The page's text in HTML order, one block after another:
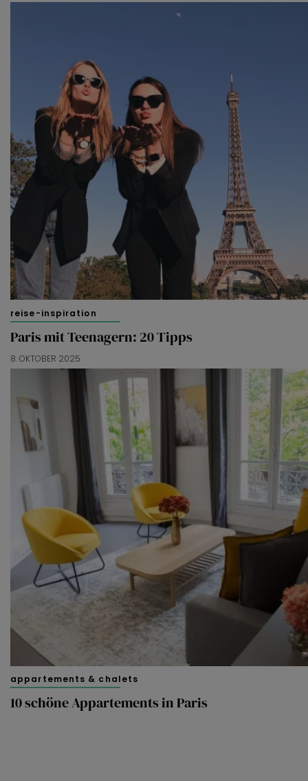
reise-inspiration
Paris mit Teenagern: 20 Tipps
8. OKTOBER 2025
appartements & chalets
10 schöne Appartements in Paris